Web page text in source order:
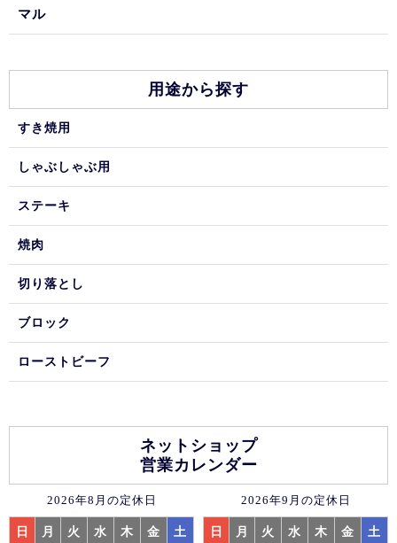
マル
用途から探す
すき焼用
しゃぶしゃぶ用
ステーキ
焼肉
切り落とし
ブロック
ローストビーフ
ネットショップ
営業カレンダー
2026年8月の定休日
日 月 火 水 木 金 土
2026年9月の定休日
日 月 火 水 木 金 土